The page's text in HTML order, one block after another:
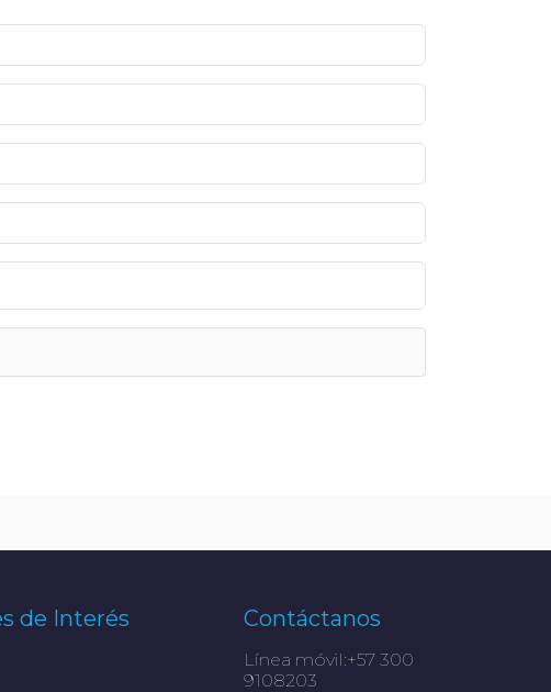
de Interés Contáctanos
Línea móvil:+57 300
9108203